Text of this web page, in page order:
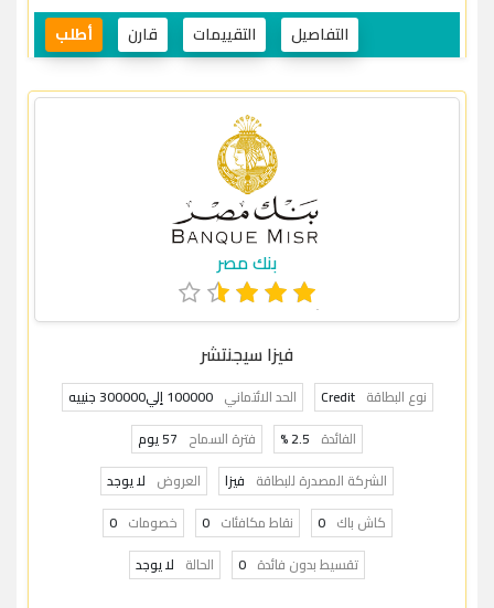
التفاصيل التقييمات قارن أطلب
بنك مصر
فيزا سيجنتشر
نوع البطاقة Credit الحد الائتماني 100000 إلي300000 جنييه
الفائدة 2.5 % فترة السماح 57 يوم
الشركة المصدرة للبطاقة فيزا العروض لا يوجد
كاش باك 0 نقاط مكافئات 0 خصومات 0
تقسيط بدون فائدة 0 الحالة لا يوجد